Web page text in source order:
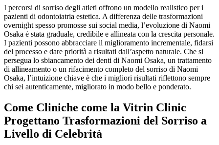
I percorsi di sorriso degli atleti offrono un modello realistico per i
pazienti di odontoiatria estetica. A differenza delle trasformazioni
overnight spesso promosse sui social media, l’evoluzione di Naomi
Osaka è stata graduale, credibile e allineata con la crescita personale.
I pazienti possono abbracciare il miglioramento incrementale, fidarsi
del processo e dare priorità a risultati dall’aspetto naturale. Che si
persegua lo sbiancamento dei denti di Naomi Osaka, un trattamento
di allineamento o un rifacimento completo del sorriso di Naomi
Osaka, l’intuizione chiave è che i migliori risultati riflettono sempre
chi sei autenticamente, migliorato in modo bello e ponderato.
Come Cliniche come la Vitrin Clinic
Progettano Trasformazioni del Sorriso a
Livello di Celebrità